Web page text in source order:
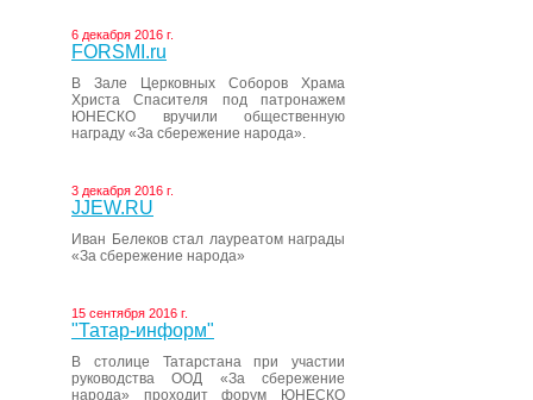
6 декабря 2016 г.
FORSMI.ru
В Зале Церковных Соборов Храма
Христа Спасителя под патронажем
ЮНЕСКО вручили общественную
награду «За сбережение народа».
3 декабря 2016 г.
JJEW.RU
Иван Белеков стал лауреатом награды
«За сбережение народа»
15 сентября 2016 г.
"Татар-информ"
В столице Татарстана при участии
руководства ООД «За сбережение
народа» проходит форум ЮНЕСКО